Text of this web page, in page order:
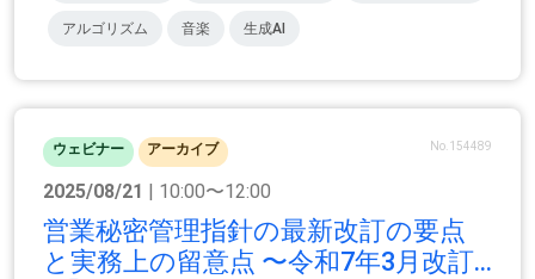
アルゴリズム 音楽 生成AI
ウェビナー アーカイブ No.154489
2025/08/21 | 10:00〜12:00
営業秘密管理指針の最新改訂の要点
と実務上の留意点 〜令和7年3月改訂...